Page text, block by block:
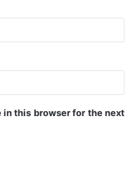
this browser for the next